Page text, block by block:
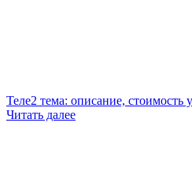
Теле2 тема: описание, стоимость
Читать далее